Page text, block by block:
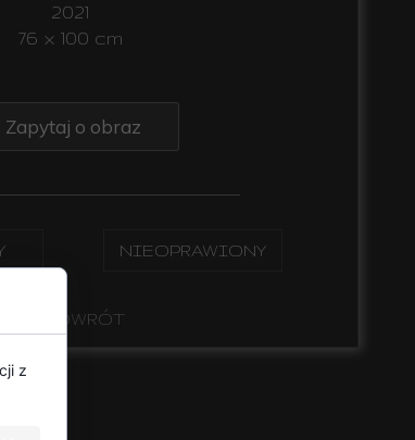
POWRÓT
Zapytaj o obraz
NIEOPRAWIONY
2021
76 x 100 cm
z